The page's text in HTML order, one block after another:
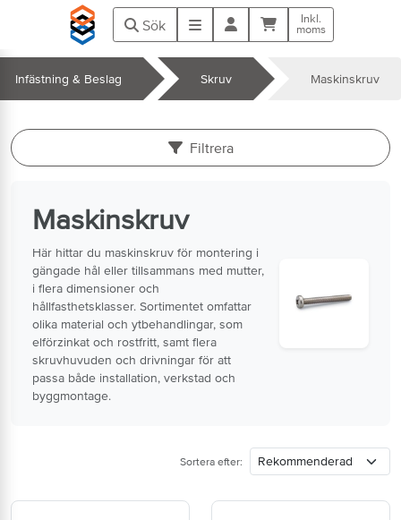
Hoppa till huvudinnehåll
Sök Meny Kundvagn
Inkl.
moms
Infästning & Beslag Skruv Maskinskruv
Filtrera
Maskinskruv
Här hittar du maskinskruv för montering i
gängade hål eller tillsammans med mutter,
i flera dimensioner och
hållfasthetsklasser. Sortimentet omfattar
olika material och ytbehandlingar, som
elförzinkat och rostfritt, samt flera
skruvhuvuden och drivningar för att
passa både installation, verkstad och
byggmontage.
Sortera efter: